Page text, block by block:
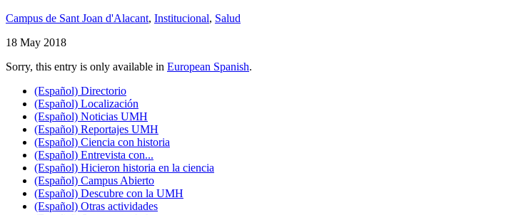
Campus de Sant Joan d'Alacant, Institucional, Salud
18 May 2018
Sorry, this entry is only available in European Spanish.
(Español) Directorio
(Español) Localización
(Español) Noticias UMH
(Español) Reportajes UMH
(Español) Ciencia con historia
(Español) Entrevista con...
(Español) Hicieron historia en la ciencia
(Español) Campus Abierto
(Español) Descubre con la UMH
(Español) Otras actividades